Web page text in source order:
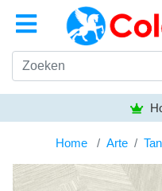
Home Arte